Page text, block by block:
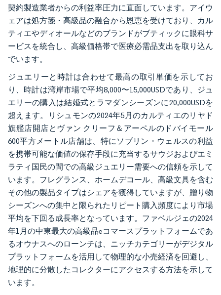
契約製造業者からの利益率圧力に直面しています。アイウ
ェアは処方箋・高級品の融合から恩恵を受けており、カル
ティエやディオールなどのブランドがブティックに眼科サ
ービスを統合し、高級価格帯で医療必需品支出を取り込ん
でいます。
ジュエリーと時計は合わせて最高の取引単価を示してお
り、時計は湾岸市場で平均8,000〜15,000USDであり、ジュ
エリーの購入は結婚式とラマダンシーズンに20,000USDを
超えます。リシュモンの2024年5月のカルティエのリヤド
旗艦店開店とヴァン クリーフ＆アーペルのドバイモール
600平方メートル店舗は、特にソブリン・ウェルスの利益
を携帯可能な価値の保存手段に充当するサウジおよびエミ
ラティ国民の間での高級ジュエリー需要への信頼を示して
います。フレグランス、ホームデコール、高級文具を含む
その他の製品タイプはシェアを獲得していますが、贈り物
シーズンへの集中と限られたリピート購入頻度により市場
平均を下回る成長率となっています。ファベルジェの2024
年1月の中東最大の高級品eコマースプラットフォームであ
るオウナスへのローンチは、ニッチカテゴリーがデジタル
プラットフォームを活用して物理的な小売経済を回避し、
地理的に分散したコレクターにアクセスする方法を示して
います。